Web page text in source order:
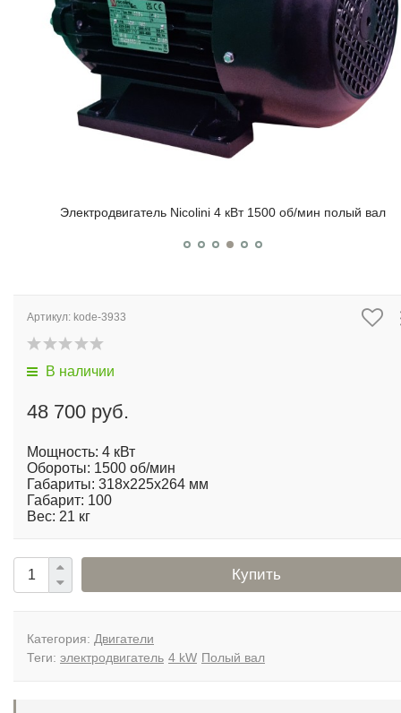
Электродвигатель Nicolini 4 кВт 1500 об/мин полый вал
Артикул: kode-3933
В наличии
48 700 руб.
Мощность: 4 кВт
Обороты: 1500 об/мин
Габариты: 318х225х264 мм
Габарит: 100
Вес: 21 кг
Купить
Категория: Двигатели
Теги: электродвигатель 4 kW Полый вал